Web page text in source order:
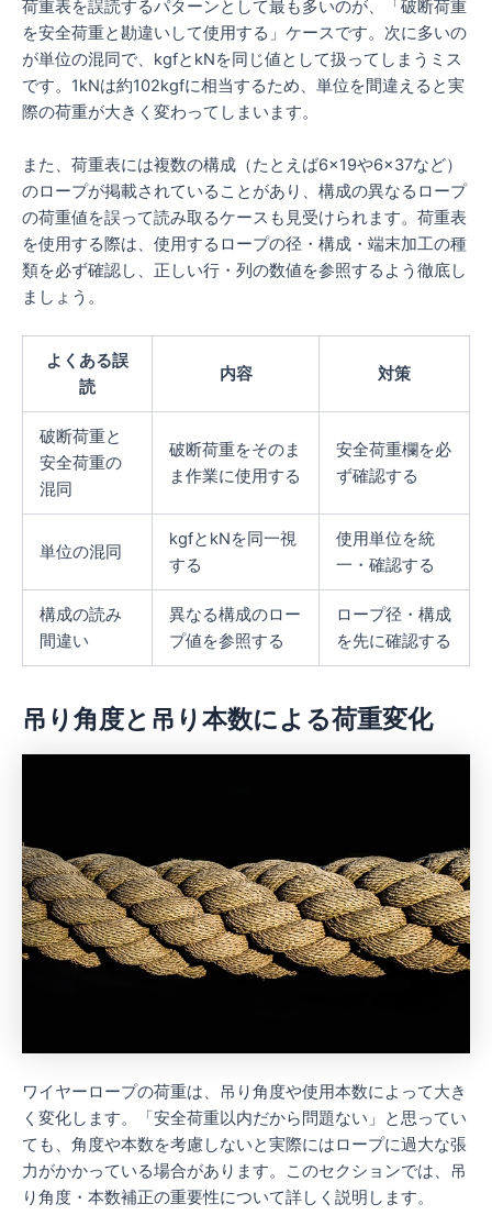
荷重表を誤読するパターンとして最も多いのが、「破断荷重
を安全荷重と勘違いして使用する」ケースです。次に多いの
が単位の混同で、kgfとkNを同じ値として扱ってしまうミス
です。1kNは約102kgfに相当するため、単位を間違えると実
際の荷重が大きく変わってしまいます。
また、荷重表には複数の構成（たとえば6×19や6×37など）
のロープが掲載されていることがあり、構成の異なるロープ
の荷重値を誤って読み取るケースも見受けられます。荷重表
を使用する際は、使用するロープの径・構成・端末加工の種
類を必ず確認し、正しい行・列の数値を参照するよう徹底し
ましょう。
よくある誤
読
内容 対策
破断荷重と
安全荷重の
混同
破断荷重をそのま
ま作業に使用する
安全荷重欄を必
ず確認する
単位の混同
kgfとkNを同一視
する
使用単位を統
一・確認する
構成の読み
間違い
異なる構成のロー
プ値を参照する
ロープ径・構成
を先に確認する
吊り角度と吊り本数による荷重変化
ワイヤーロープの荷重は、吊り角度や使用本数によって大き
く変化します。「安全荷重以内だから問題ない」と思ってい
ても、角度や本数を考慮しないと実際にはロープに過大な張
力がかかっている場合があります。このセクションでは、吊
り角度・本数補正の重要性について詳しく説明します。